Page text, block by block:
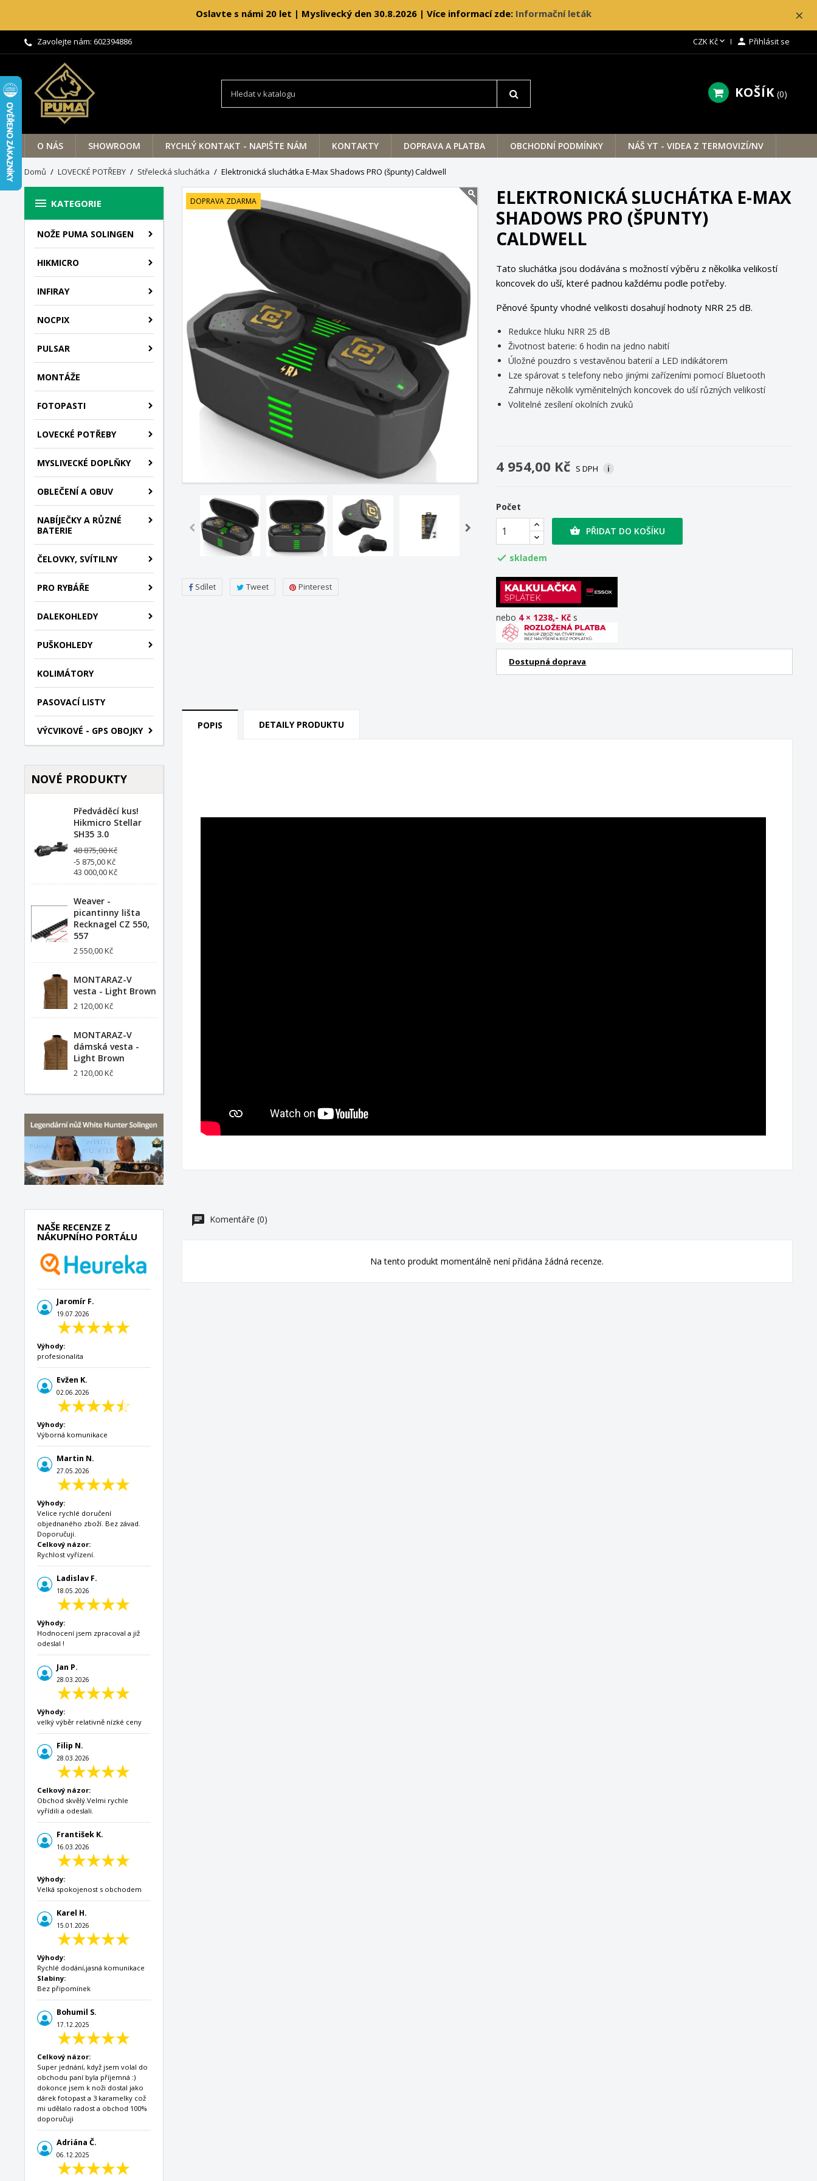
×
Oslavte s námi 20 let | Myslivecký den 30.8.2026 | Více informací zde: Informační leták
Zavolejte nám: 602394886 CZK Kč  Přihlásit se
KOŠÍK 0
O NÁS SHOWROOM RYCHLÝ KONTAKT - NAPIŠTE NÁM KONTAKTY DOPRAVA A PLATBA OBCHODNÍ PODMÍNKY NÁŠ YT - VIDEA Z TERMOVIZÍ/NV
Domů LOVECKÉ POTŘEBY Střelecká sluchátka Elektronická sluchátka E-Max Shadows PRO (špunty) Caldwell
 KATEGORIE
NOŽE PUMA SOLINGEN
HIKMICRO
INFIRAY
NOCPIX
PULSAR
MONTÁŽE
FOTOPASTI
LOVECKÉ POTŘEBY
MYSLIVECKÉ DOPLŇKY
OBLEČENÍ A OBUV
NABÍJEČKY A RŮZNÉ
BATERIE
ČELOVKY, SVÍTILNY
PRO RYBÁŘE
DALEKOHLEDY
PUŠKOHLEDY
KOLIMÁTORY
PASOVACÍ LISTY
VÝCVIKOVÉ - GPS OBOJKY
NOVÉ PRODUKTY
Předváděcí kus!
Hikmicro Stellar
SH35 3.0
48 875,00 Kč
-5 875,00 Kč
43 000,00 Kč
Weaver -
picantinny lišta
Recknagel CZ 550,
557
2 550,00 Kč
MONTARAZ-V
vesta - Light Brown
2 120,00 Kč
MONTARAZ-V
dámská vesta -
Light Brown
2 120,00 Kč
NAŠE RECENZE Z
NÁKUPNÍHO PORTÁLU
Jaromír F.
19.07.2026
Výhody:
profesionalita
Evžen K.
02.06.2026
Výhody:
Výborná komunikace
Martin N.
27.05.2026
Výhody:
Velice rychlé doručení
objednaného zboží. Bez závad.
Doporučuji.
Celkový názor:
Rychlost vyřízení.
Ladislav F.
18.05.2026
Výhody:
Hodnocení jsem zpracoval a již
odeslal !
Jan P.
28.03.2026
Výhody:
velký výběr relativně nízké ceny
Filip N.
28.03.2026
Celkový názor:
Obchod skvělý.Velmi rychle
vyřídili a odeslali.
František K.
16.03.2026
Výhody:
Velká spokojenost s obchodem
Karel H.
15.01.2026
Výhody:
Rychlé dodání,jasná komunikace
Slabiny:
Bez připomínek
Bohumil S.
17.12.2025
Celkový názor:
Super jednání, když jsem volal do
obchodu paní byla příjemná :)
dokonce jsem k noži dostal jako
dárek fotopast a 3 karamelky což
mi udělalo radost a obchod 100%
doporučuji
Adriána Č.
06.12.2025
DOPRAVA ZDARMA
Sdílet Tweet Pinterest
ELEKTRONICKÁ SLUCHÁTKA E-MAX
SHADOWS PRO (ŠPUNTY)
CALDWELL
Tato sluchátka jsou dodávána s možností výběru z několika velikostí
koncovek do uší, které padnou každému podle potřeby.
Pěnové špunty vhodné velikosti dosahují hodnoty NRR 25 dB.
Redukce hluku NRR 25 dB
Životnost baterie: 6 hodin na jedno nabití
Úložné pouzdro s vestavěnou baterií a LED indikátorem
Lze spárovat s telefony nebo jinými zařízeními pomocí Bluetooth
Zahrnuje několik vyměnitelných koncovek do uší různých velikostí
Volitelné zesílení okolních zvuků
4 954,00 Kč S DPH i
Počet
 PŘIDAT DO KOŠÍKU
 skladem
nebo 4 × 1238,- Kč s
Dostupná doprava
POPIS DETAILY PRODUKTU
Komentáře (0)
Na tento produkt momentálně není přidána žádná recenze.